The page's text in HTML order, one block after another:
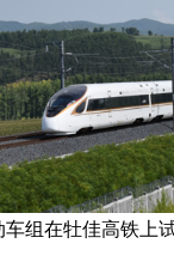
组在牡佳高铁上